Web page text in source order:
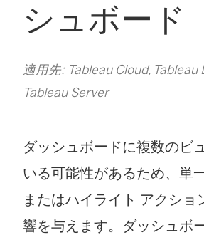
シュボード
適用先: Tableau Cloud, Tableau
Tableau Server
ダッシュボードに複数のビ
いる可能性があるため、単
またはハイライト アクショ
響を与えます。ダッシュボ